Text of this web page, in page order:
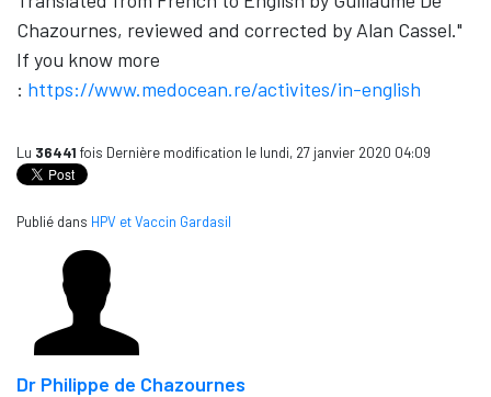
Chazournes, reviewed and corrected by Alan Cassel."
If you know more
: https://www.medocean.re/activites/in-english
Lu 36441 fois Dernière modification le lundi, 27 janvier 2020 04:09
Publié dans HPV et Vaccin Gardasil
Dr Philippe de Chazournes